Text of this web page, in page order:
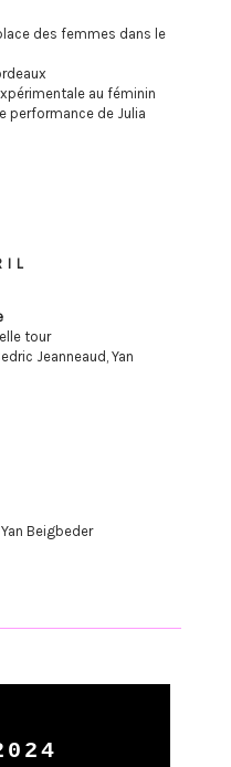
des femmes dans le
au féminin
performance de Julia
tour
Jeanneaud, Yan
Beigbeder